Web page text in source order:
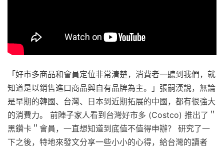
「好市多商品和會員定位非常清楚，消費者一聽到我們，就
知道是以銷售進口商品與自有品牌為主。」張嗣漢說，無論
是早期的韓國、台灣、日本到近期拓展的中國，都有很強大
的消費力。 前陣子家人看到台灣好市多 (Costco) 推出了＂
黑鑽卡＂會員，一直想知道到底值不值得申辦？ 研究了一
下之後，特地來發文分享一些小小的心得，給台灣的讀者